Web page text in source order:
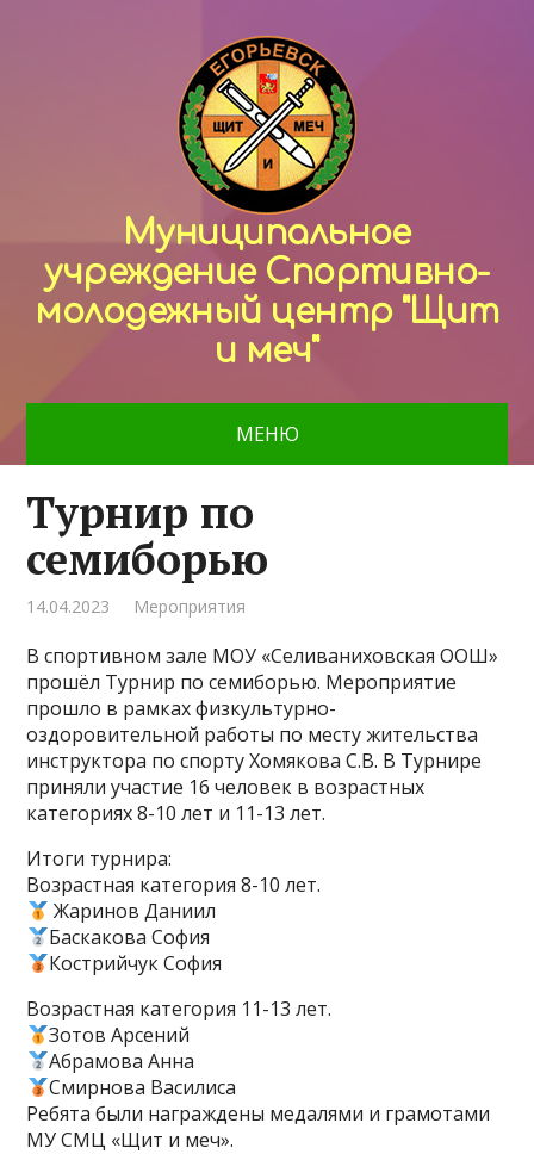
Муниципальное
учреждение Спортивно-
молодежный центр "Щит
и меч"
МЕНЮ
Турнир по
семиборью
14.04.2023 Мероприятия
В спортивном зале МОУ «Селиваниховская ООШ»
прошёл Турнир по семиборью. Мероприятие
прошло в рамках физкультурно-
оздоровительной работы по месту жительства
инструктора по спорту Хомякова С.В. В Турнире
приняли участие 16 человек в возрастных
категориях 8-10 лет и 11-13 лет.
Итоги турнира:
Возрастная категория 8-10 лет.
Жаринов Даниил
Баскакова София
Кострийчук София
Возрастная категория 11-13 лет.
Зотов Арсений
Абрамова Анна
Смирнова Василиса
Ребята были награждены медалями и грамотами
МУ СМЦ «Щит и меч».